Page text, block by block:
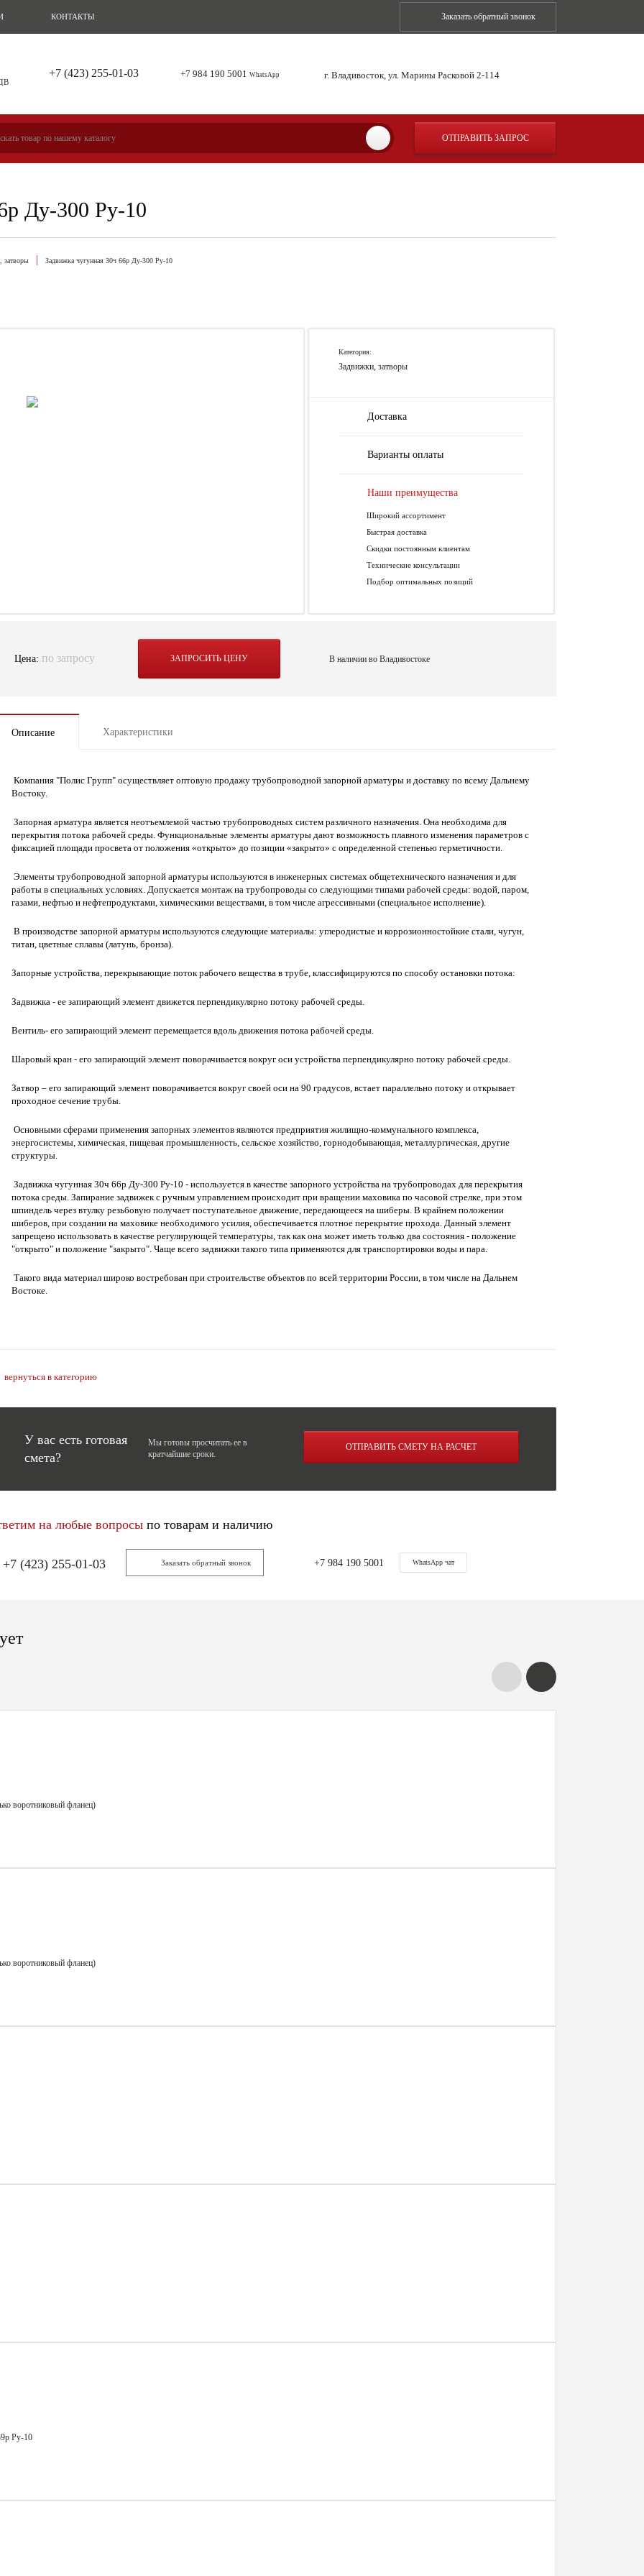
КОНТАКТЫ Заказать обратный звонок
+7 (423) 255-01-03 +7 984 190 5001 WhatsApp г. Владивосток, ул. Марины Расковой 2-114
ОТПРАВИТЬ ЗАПРОС
Ду-300 Ру-10
затворы Задвижка чугунная 30ч 66р Ду-300 Ру-10
Категория:
Задвижки, затворы
Доставка
Варианты оплаты
Наши преимущества
Широкий ассортимент
Быстрая доставка
Скидки постоянным клиентам
Технические консультации
Подбор оптимальных позиций
Цена: по запросу ЗАПРОСИТЬ ЦЕНУ В наличии во Владивостоке
Описание Характеристики
Компания "Полис Групп" осуществляет оптовую продажу трубопроводной запорной арматуры и доставку по всему Дальнему
Востоку.
Запорная арматура является неотъемлемой частью трубопроводных систем различного назначения. Она необходима для
перекрытия потока рабочей среды. Функциональные элементы арматуры дают возможность плавного изменения параметров с
фиксацией площади просвета от положения «открыто» до позиции «закрыто» с определенной степенью герметичности.
Элементы трубопроводной запорной арматуры используются в инженерных системах общетехнического назначения и для
работы в специальных условиях. Допускается монтаж на трубопроводы со следующими типами рабочей среды: водой, паром,
газами, нефтью и нефтепродуктами, химическими веществами, в том числе агрессивными (специальное исполнение).
В производстве запорной арматуры используются следующие материалы: углеродистые и коррозионностойкие стали, чугун,
титан, цветные сплавы (латунь, бронза).
Запорные устройства, перекрывающие поток рабочего вещества в трубе, классифицируются по способу остановки потока:
Задвижка - ее запирающий элемент движется перпендикулярно потоку рабочей среды.
Вентиль- его запирающий элемент перемещается вдоль движения потока рабочей среды.
Шаровый кран - его запирающий элемент поворачивается вокруг оси устройства перпендикулярно потоку рабочей среды.
Затвор – его запирающий элемент поворачивается вокруг своей оси на 90 градусов, встает параллельно потоку и открывает
проходное сечение трубы.
Основными сферами применения запорных элементов являются предприятия жилищно-коммунального комплекса,
энергосистемы, химическая, пищевая промышленность, сельское хозяйство, горнодобывающая, металлургическая, другие
структуры.
Задвижка чугунная 30ч 66р Ду-300 Ру-10 - используется в качестве запорного устройства на трубопроводах для перекрытия
потока среды. Запирание задвижек с ручным управлением происходит при вращении маховика по часовой стрелке, при этом
шпиндель через втулку резьбовую получает поступательное движение, передающееся на шиберы. В крайнем положении
шиберов, при создании на маховике необходимого усилия, обеспечивается плотное перекрытие прохода. Данный элемент
запрещено использовать в качестве регулирующей температуры, так как она может иметь только два состояния - положение
"открыто" и положение "закрыто". Чаще всего задвижки такого типа применяются для транспортировки воды и пара.
Такого вида материал широко востребован при строительстве объектов по всей территории России, в том числе на Дальнем
Востоке.
вернуться в категорию
У вас есть готовая
смета?
Мы готовы просчитать ее в
кратчайшие сроки.
ОТПРАВИТЬ СМЕТУ НА РАСЧЕТ
на любые вопросы по товарам и наличию
+7 (423) 255-01-03 Заказать обратный звонок +7 984 190 5001 WhatsApp чат
воротниковый фланец)
воротниковый фланец)
Ру-10